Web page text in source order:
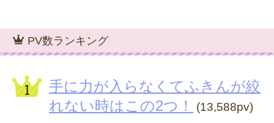
PV数ランキング
手に力が入らなくてふきんが絞
れない時はこの2つ！
(13,588pv)